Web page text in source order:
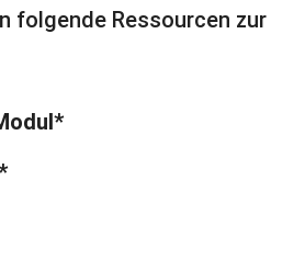
folgende Ressourcen zur